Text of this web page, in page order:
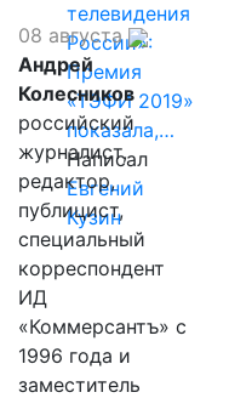
телевидения
России»:
Премия
«ТЭФИ 2019»
показала,…
Написал
Евгений
Кузин
08 августа
Андрей
Колесников
российский
журналист,
редактор,
публицист,
специальный
корреспондент
ИД
«Коммерсантъ» с
1996 года и
заместитель